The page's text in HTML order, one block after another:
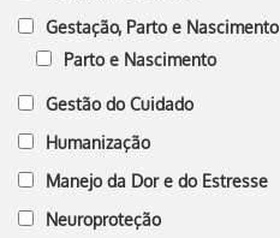
Gestação, Parto e Nascimento
Parto e Nascimento
Gestão do Cuidado
Humanização
Manejo da Dor e do Estresse
Neuroproteção